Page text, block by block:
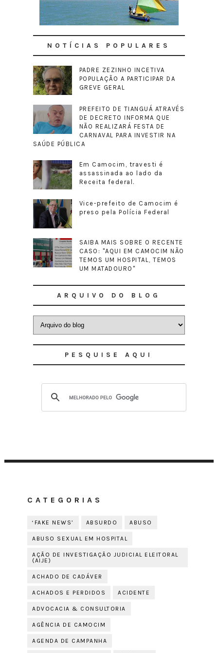
NOTÍCIAS POPULARES
PADRE ZEZINHO INCETIVA
POPULAÇÃO A PARTICIPAR DA
GREVE GERAL
PREFEITO DE TIANGUÁ ATRAVÉS
DE DECRETO INFORMA QUE
NÃO REALIZARÁ FESTA DE
CARNAVAL PARA INVESTIR NA
SAÚDE PÚBLICA
Em Camocim, travesti é
assassinada ao lado da
Receita federal.
Vice-prefeito de Camocim é
preso pela Polícia Federal
SAIBA MAIS SOBRE O RECENTE
CASO: "AQUI EM CAMOCIM NÃO
TEMOS UM HOSPITAL, TEMOS
UM MATADOURO"
ARQUIVO DO BLOG
PESQUISE AQUI
CATEGORIAS
‘FAKE NEWS’ ABSURDO ABUSO
ABUSO SEXUAL EM HOSPITAL
AÇÃO DE INVESTIGAÇÃO JUDICIAL ELEITORAL
(AIJE)
ACHADO DE CADÁVER
ACHADOS E PERDIDOS ACIDENTE
ADVOCACIA & CONSULTORIA
AGÊNCIA DE CAMOCIM
AGENDA DE CAMPANHA